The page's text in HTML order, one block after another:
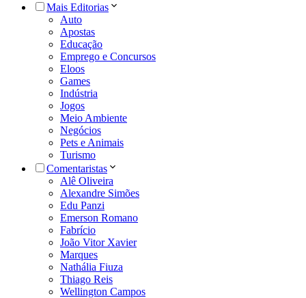
Mais Editorias
Auto
Apostas
Educação
Emprego e Concursos
Eloos
Games
Indústria
Jogos
Meio Ambiente
Negócios
Pets e Animais
Turismo
Comentaristas
Alê Oliveira
Alexandre Simões
Edu Panzi
Emerson Romano
Fabrício
João Vitor Xavier
Marques
Nathália Fiuza
Thiago Reis
Wellington Campos